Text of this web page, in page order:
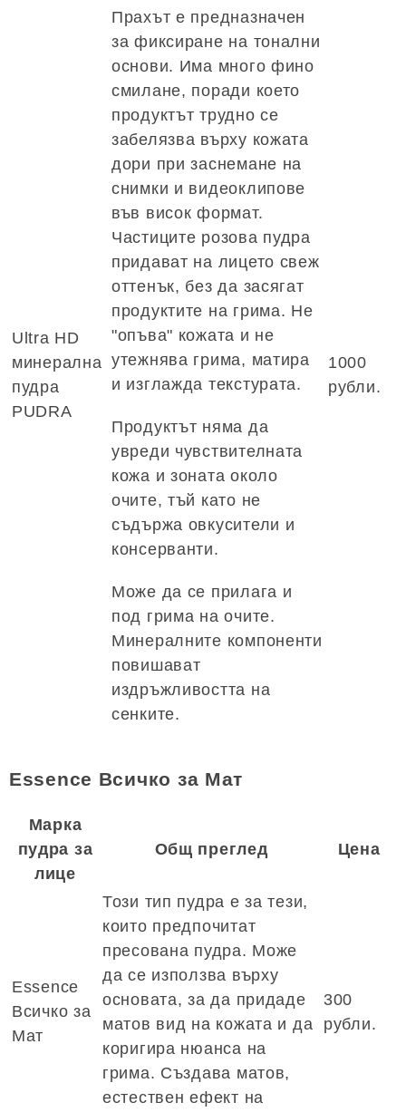
Ultra HD
минерална
пудра
PUDRA
Прахът е предназначен
за фиксиране на тонални
основи. Има много фино
смилане, поради което
продуктът трудно се
забелязва върху кожата
дори при заснемане на
снимки и видеоклипове
във висок формат.
Частиците розова пудра
придават на лицето свеж
оттенък, без да засягат
продуктите на грима. Не
"опъва" кожата и не
утежнява грима, матира
и изглажда текстурата.
Продуктът няма да
увреди чувствителната
кожа и зоната около
очите, тъй като не
съдържа овкусители и
консерванти.
Може да се прилага и
под грима на очите.
Минералните компоненти
повишават
издръжливостта на
сенките.
1000
рубли.
Essence Всичко за Мат
Марка
пудра за
лице
Общ преглед Цена
Essence
Всичко за
Мат
Този тип пудра е за тези,
които предпочитат
пресована пудра. Може
да се използва върху
основата, за да придаде
матов вид на кожата и да
коригира нюанса на
грима. Създава матов,
естествен ефект на
300
рубли.